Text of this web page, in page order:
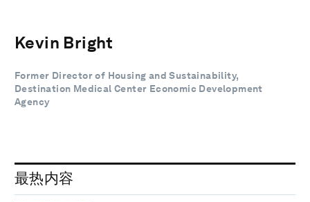
Kevin Bright
Former Director of Housing and Sustainability,
Destination Medical Center Economic Development
Agency
最热内容